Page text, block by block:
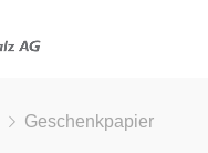
Geschenkpapier